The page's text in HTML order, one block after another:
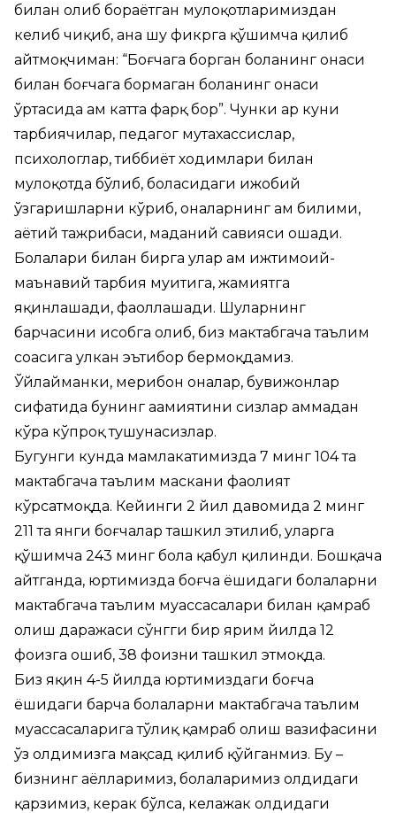
билан олиб бораётган мулоқотларимиздан
келиб чиқиб, ана шу фикрга қўшимча қилиб
айтмоқчиман: “Боғчага борган боланинг онаси
билан боғчага бормаган боланинг онаси
ўртасида ҳам катта фарқ бор”. Чунки ҳар куни
тарбиячилар, педагог мутахассислар,
психологлар, тиббиёт ходимлари билан
мулоқотда бўлиб, боласидаги ижобий
ўзгаришларни кўриб, оналарнинг ҳам билими,
ҳаётий тажрибаси, маданий савияси ошади.
Болалари билан бирга улар ҳам ижтимоий-
маънавий тарбия муҳитига, жамиятга
яқинлашади, фаоллашади. Шуларнинг
барчасини ҳисобга олиб, биз мактабгача таълим
соҳасига улкан эътибор бермоқдамиз.
Ўйлайманки, меҳрибон оналар, бувижонлар
сифатида бунинг аҳамиятини сизлар ҳаммадан
кўра кўпроқ тушунасизлар.
Бугунги кунда мамлакатимизда 7 минг 104 та
мактабгача таълим маскани фаолият
кўрсатмоқда. Кейинги 2 йил давомида 2 минг
211 та янги боғчалар ташкил этилиб, уларга
қўшимча 243 минг бола қабул қилинди. Бошқача
айтганда, юртимизда боғча ёшидаги болаларни
мактабгача таълим муассасалари билан қамраб
олиш даражаси сўнгги бир ярим йилда 12
фоизга ошиб, 38 фоизни ташкил этмоқда.
Биз яқин 4-5 йилда юртимиздаги боғча
ёшидаги барча болаларни мактабгача таълим
муассасаларига тўлиқ қамраб олиш вазифасини
ўз олдимизга мақсад қилиб қўйганмиз. Бу –
бизнинг аёлларимиз, болаларимиз олдидаги
қарзимиз, керак бўлса, келажак олдидаги